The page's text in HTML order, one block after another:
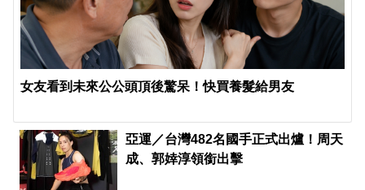
女友看到未來公公頭頂後驚呆！快買養髮給男友
亞運／台灣482名國手正式出爐！周天
成、郭婞淳領銜出擊